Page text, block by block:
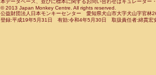
(0)
CercopithecidaePapio cynocephalus
CercopithecidaePapio hamadryas(0)
(0)
CebidaeSaguinus midas(0)
Cebidae Saguinus mystax(0)
本データベース、並びに標本に関するお問い合わせはキュレータ
© 2013 Japan Monkey Centre. All rights reserved.
公益財団法人日本モンキーセンター 愛知県犬山市大字犬山字官
登録:平成19年5月31日 有効:令和4年5月30日 取扱責任者:綿貫宏